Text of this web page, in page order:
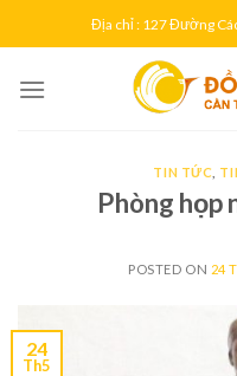
to
Địa chỉ : 127 Đường
TIN TỨC
Phòng họp
POSTED ON 24
24
Th5